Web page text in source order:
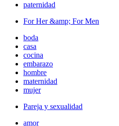
paternidad
For Her &amp; For Men
boda
casa
cocina
embarazo
hombre
maternidad
mujer
Pareja y sexualidad
amor